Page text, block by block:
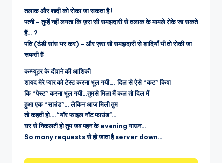
तलाक और शादी को रोका जा सकता है !
पत्नी – तुम्हें नहीं लगता कि ज़रा सी समझदारी से तलाक के मामले रोके जा सकते
हैं… ?
पति (ठंडी सांस भर कर) – और ज़रा सी समझदारी से शादियाँ भी तो रोकी जा
सकती हैं
कम्प्यूटर के दीवाने की आशिकी
शायद मेरे प्यार को टेस्ट करना भूल गयी…. दिल से ऐसे “कट” किया
कि “पेस्ट” करना भूल गयी…तुमसे मिला मैं कल तो दिल में
हुआ एक “साउंड”… लेकिन आज मिली तुम
तो कहती हो….“यॉर फाइल नॉट फाउंड”…
घर से निकलती हो तुम जब पहन के evening गाउन…
So many requests से हो जाता है server down…